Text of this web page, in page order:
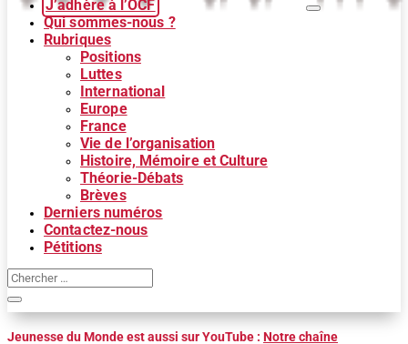
J’adhère à l’OCF
Qui sommes-nous ?
Rubriques
Positions
Luttes
International
Europe
France
Vie de l’organisation
Histoire, Mémoire et Culture
Théorie-Débats
Brèves
Derniers numéros
Contactez-nous
Pétitions
Jeunesse du Monde est aussi sur YouTube : Notre chaîne